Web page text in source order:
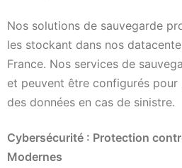
Nos solutions de sauvegarde
les stockant dans nos
France. Nos services de
et peuvent être configurés
des données en cas de sinistre.
Cybersécurité : Protection
Modernes